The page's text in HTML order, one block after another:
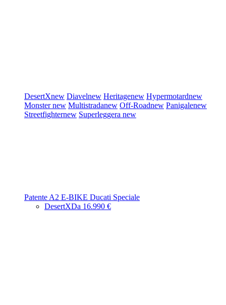
DesertXnew Diavelnew Heritagenew Hypermotardnew
Monsternew Multistradanew Off-Roadnew Panigalenew
Streetfighternew Superleggera new
Patente A2 E-BIKE Ducati Speciale
DesertXDa 16.990 €